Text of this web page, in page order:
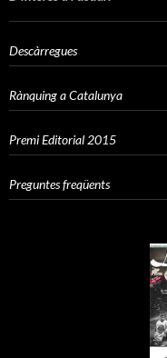
Descàrregues
Rànquing a Catalunya
Premi Editorial 2015
Preguntes freqüents